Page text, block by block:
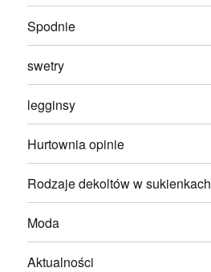
Spodnie
swetry
legginsy
Hurtownia opinie
Rodzaje dekoltów w sukienkach
Moda
Aktualności